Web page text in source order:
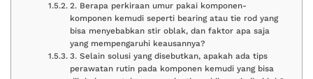
2. Berapa perkiraan umur pakai komponen-
komponen kemudi seperti bearing atau tie rod yang
bisa menyebabkan stir oblak, dan faktor apa saja
yang mempengaruhi keausannya?
3. Selain solusi yang disebutkan, apakah ada tips
perawatan rutin pada komponen kemudi yang bisa